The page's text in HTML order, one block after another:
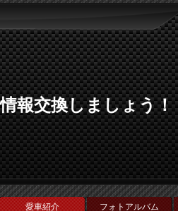
報交換しましょう！
愛車紹介 フォトアルバム